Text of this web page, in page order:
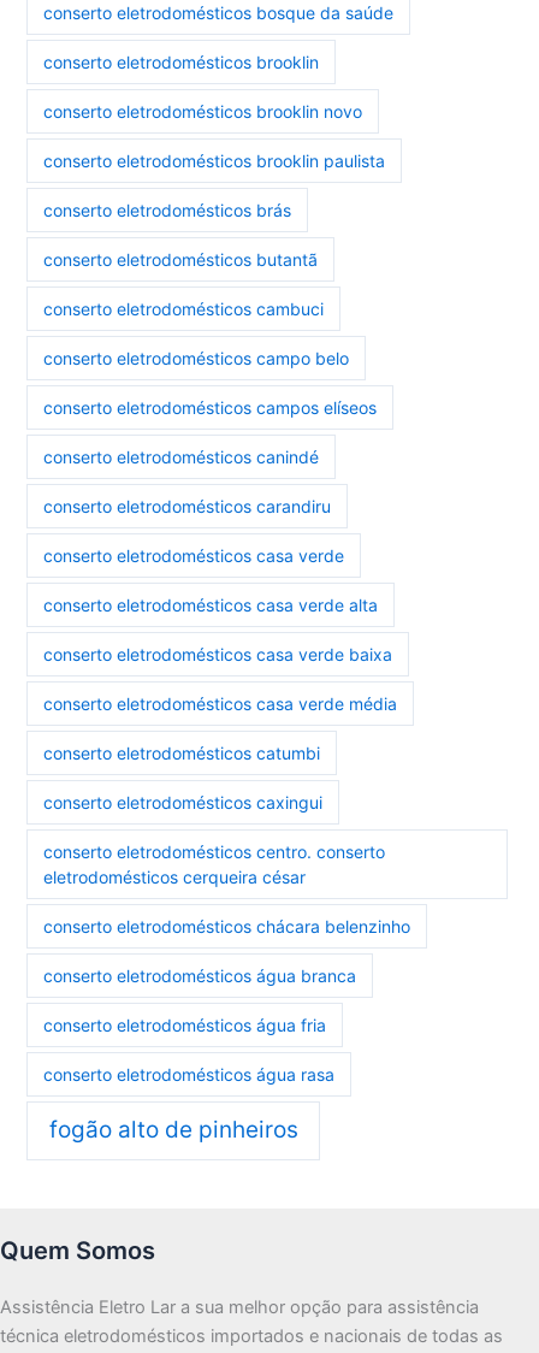
conserto eletrodomésticos bosque da saúde
conserto eletrodomésticos brooklin
conserto eletrodomésticos brooklin novo
conserto eletrodomésticos brooklin paulista
conserto eletrodomésticos brás
conserto eletrodomésticos butantã
conserto eletrodomésticos cambuci
conserto eletrodomésticos campo belo
conserto eletrodomésticos campos elíseos
conserto eletrodomésticos canindé
conserto eletrodomésticos carandiru
conserto eletrodomésticos casa verde
conserto eletrodomésticos casa verde alta
conserto eletrodomésticos casa verde baixa
conserto eletrodomésticos casa verde média
conserto eletrodomésticos catumbi
conserto eletrodomésticos caxingui
conserto eletrodomésticos centro. conserto
eletrodomésticos cerqueira césar
conserto eletrodomésticos chácara belenzinho
conserto eletrodomésticos água branca
conserto eletrodomésticos água fria
conserto eletrodomésticos água rasa
fogão alto de pinheiros
Quem Somos
Assistência Eletro Lar a sua melhor opção para assistência
técnica eletrodomésticos importados e nacionais de todas as